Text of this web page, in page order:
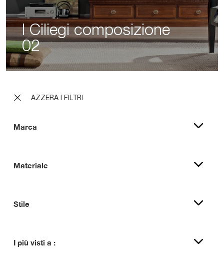
AZZERA I FILTRI
Marca
Materiale
Stile
I più visti a :
I Ciliegi composizione
02